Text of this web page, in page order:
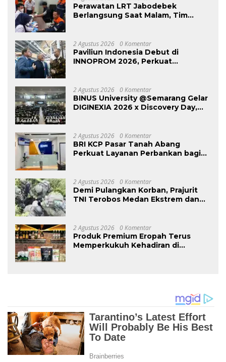
Perawatan LRT Jabodebek
Berlangsung Saat Malam, Tim
2 Agustus 2026 0 Komentar
Paviliun Indonesia Debut di
INNOPROM 2026, Perkuat
2 Agustus 2026 0 Komentar
BINUS University @Semarang Gelar
DIGINEXIA 2026 x Discovery Day,
2 Agustus 2026 0 Komentar
BRI KCP Pasar Tanah Abang
Perkuat Layanan Perbankan bagi
2 Agustus 2026 0 Komentar
Demi Pulangkan Korban, Prajurit
TNI Terobos Medan Ekstrem dan
2 Agustus 2026 0 Komentar
Produk Premium Eropah Terus
Memperkukuh Kehadiran di